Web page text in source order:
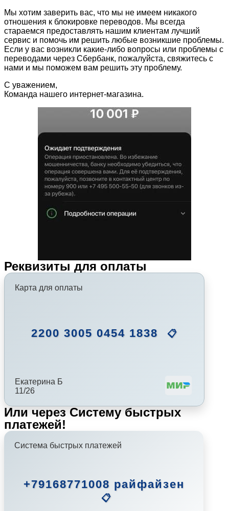
Мы хотим заверить вас, что мы не имеем никакого
отношения к блокировке переводов. Мы всегда
стараемся предоставлять нашим клиентам лучший
сервис и помочь им решить любые возникшие проблемы.
Если у вас возникли какие-либо вопросы или проблемы с
переводами через Сбербанк, пожалуйста, свяжитесь с
нами и мы поможем вам решить эту проблему.
С уважением,
Команда нашего интернет-магазина.
Реквизиты для оплаты
Карта для оплаты
2200 3005 0454 1838 📋
Екатерина Б
11/26
Или через Систему быстрых
платежей!
Система быстрых платежей
+79168771008 райфайзен
📋